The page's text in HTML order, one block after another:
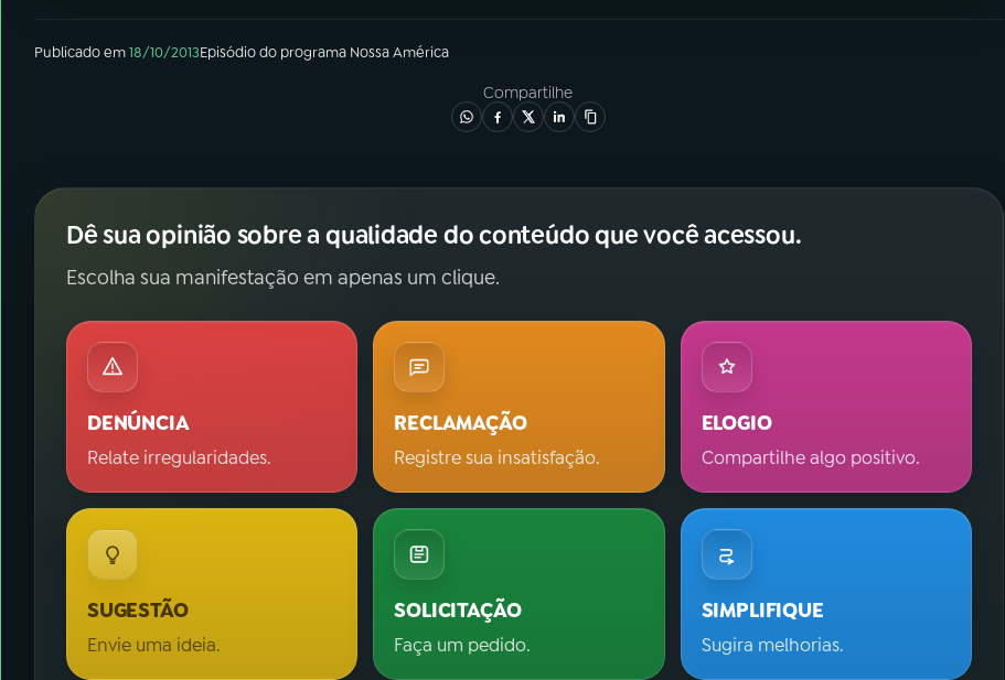
TikTok
Publicado em18/10/2013Episódiodo programa Nossa América
Compartilhe
Dê sua opinião sobre a qualidade do conteúdo que você acessou.
Escolha sua manifestação em apenas um clique.
DENÚNCIA
Relate irregularidades.
RECLAMAÇÃO
Registre sua insatisfação.
ELOGIO
Compartilhe algo positivo.
SUGESTÃO
Envie uma ideia.
SOLICITAÇÃO
Faça um pedido.
SIMPLIFIQUE
Sugira melhorias.